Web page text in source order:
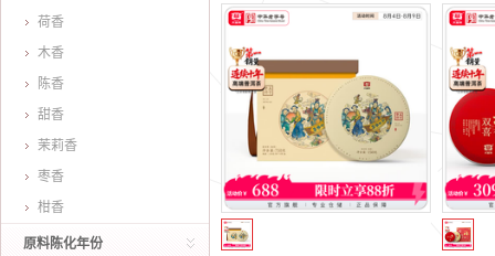
荷香
木香
陈香
甜香
茉莉香
枣香
柑香
原料陈化年份